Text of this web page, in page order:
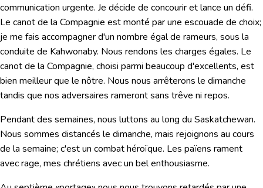
communication urgente. Je décide de concourir et lance un défi.
Le canot de la Compagnie est monté par une escouade de choix;
je me fais accompagner d'un nombre égal de rameurs, sous la
conduite de Kahwonaby. Nous rendons les charges égales. Le
canot de la Compagnie, choisi parmi beaucoup d'excellents, est
bien meilleur que le nôtre. Nous nous arrêterons le dimanche
tandis que nos adversaires rameront sans trêve ni repos.
Pendant des semaines, nous luttons au long du Saskatchewan.
Nous sommes distancés le dimanche, mais rejoignons au cours
de la semaine; c'est un combat héroïque. Les païens rament
avec rage, mes chrétiens avec un bel enthousiasme.